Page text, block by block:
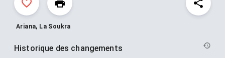
Ariana, La Soukra
Historique des changements